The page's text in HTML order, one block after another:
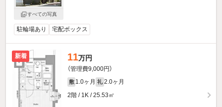
すべての写真
駐輪場あり 宅配ボックス
新着 11万円
（管理費9,000円）
敷 1.0ヶ月 礼 2.0ヶ月
2階 / 1K / 25.53㎡